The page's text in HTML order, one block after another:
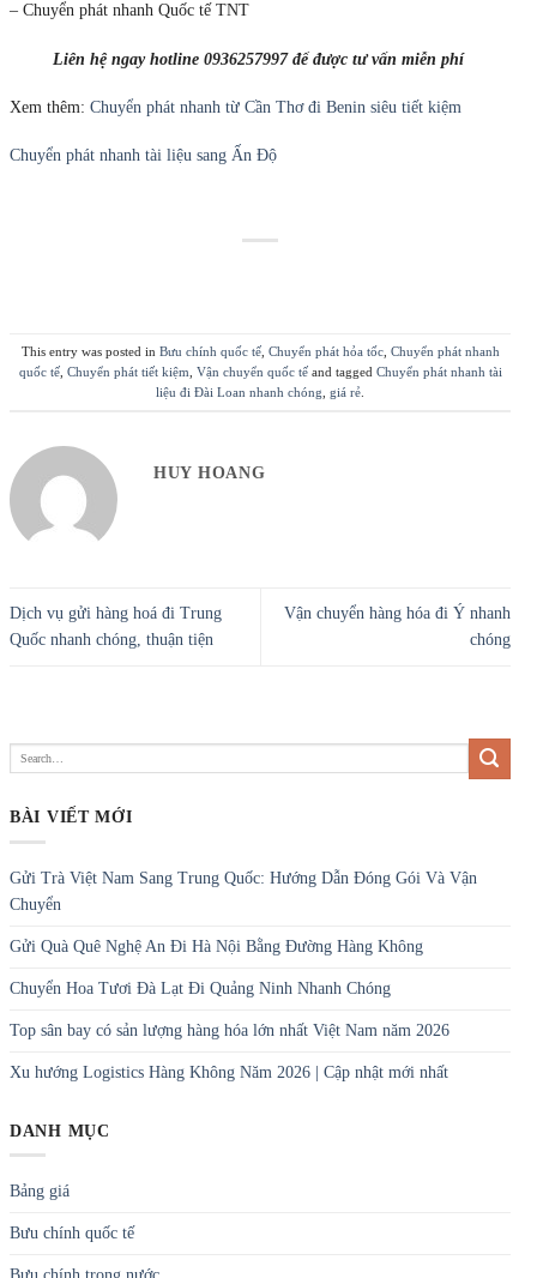
– Chuyển phát nhanh Quốc tế TNT
Liên hệ ngay hotline 0936257997 để được tư vấn miễn phí
Xem thêm: Chuyển phát nhanh từ Cần Thơ đi Benin siêu tiết kiệm
Chuyển phát nhanh tài liệu sang Ấn Độ
This entry was posted in Bưu chính quốc tế, Chuyển phát hỏa tốc, Chuyển phát nhanh
quốc tế, Chuyển phát tiết kiệm Vận chuyển quốc tếand tagged Chuyển phát nhanh tài
liệu đi Đài Loan nhanh chóng giá rẻ
HUY HOANG
Dịch vụ gửi hàng hoá đi Trung
Quốc nhanh chóng, thuận tiện
Vận chuyển hàng hóa đi Ý nhanh
chóng
BÀI VIẾT MỚI
Gửi Trà Việt Nam Sang Trung Quốc: Hướng Dẫn Đóng Gói Và Vận
Chuyển
Gửi Quà Quê Nghệ An Đi Hà Nội Bằng Đường Hàng Không
Chuyển Hoa Tươi Đà Lạt Đi Quảng Ninh Nhanh Chóng
Top sân bay có sản lượng hàng hóa lớn nhất Việt Nam năm 2026
Xu hướng Logistics Hàng Không Năm 2026 | Cập nhật mới nhất
DANH MỤC
Bảng giá
Bưu chính quốc tế